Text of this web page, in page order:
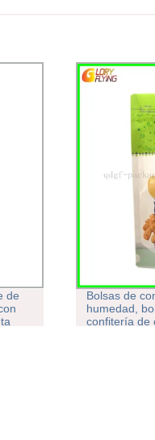
de
Bolsas de
humedad,
confitería de